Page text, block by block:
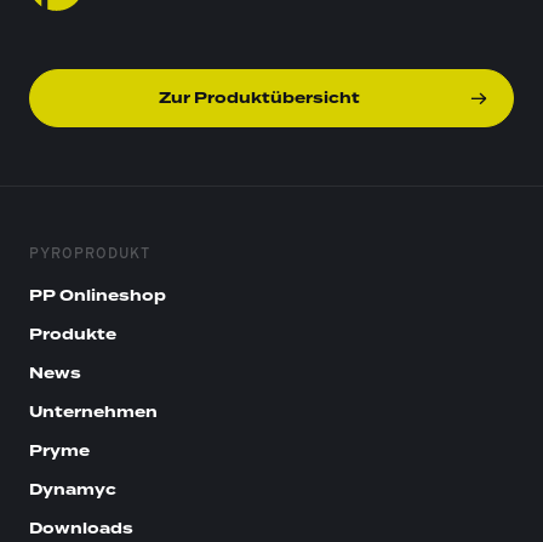
Zur Produktübersicht
PYROPRODUKT
PP Onlineshop
Produkte
News
Unternehmen
Pryme
Dynamyc
Downloads